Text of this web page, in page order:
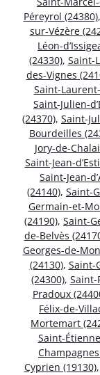
Péreyrol (24380),
sur-Vézère
Léon-
(24330), Saint-
des-Vignes
Saint-
Saint-Julien-
(24370), Saint-
Bourdeilles
Jory-de-
Saint-Jean-
Saint-Jean-
(24140), Saint-
Germain-et-
(24190), Saint-
de-Belvès
Georges-de-
(24130), Saint-
(24300), Saint-
Pradoux
Félix-de-
Mortemart
Saint-
Cyprien (19130),